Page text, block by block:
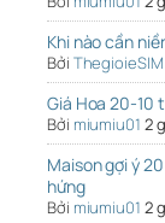
Khi nào cần
Bởi ThegioieSIM
Giá Hoa 20-10
Bởi miumiu01 2
Maison gợi ý
hứng
Bởi miumiu01 2